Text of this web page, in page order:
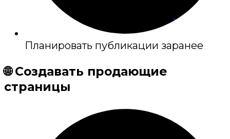
Планировать публикации заранее
🌐 Создавать продающие
страницы